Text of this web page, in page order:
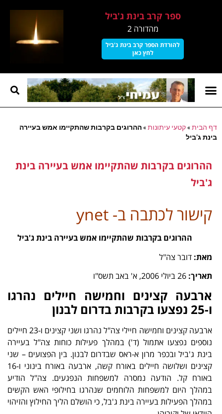
ספר קרב בינת ג'ביל
מהדורה 2
להורדת הספר קרב בינת ג'ביל
לחץ כאן
דף הבית»קטעי עיתונות»ההרוגים בקרבות שהתקיימו אמש בעיירה
בינת ג'ביל
ההרוגים בקרבות שהתקיימו אמש בעיירה בינת
ג'ביל
קישור לכתבה ב- ynet
ההרוגים בקרבות שהתקיימו אמש בעיירה בינת ג'ביל
מאת: דובר צה"ל
תאריך:
ארבעה קצינים וחמישה חיילים נהרגו
ו-25 נפצעו בקרבות בדרום לבנון
ארבעה קצינים וחמישה חיילי צה"ל נהרגו ושני קצינים ו-23 חיילים
נוספים נפצעו אתמול (ד') במהלך פעילות כוחות צה"ל בעיירה
בינת ג'ביל ובכפר מרון א-ראס שבדרום לבנון. בין הפצועים – שני
קצינים ושלושה חיילים באורח קשה, ארבעה באורח בינוני ו-16
באורח קל. הודעה נמסרה למשפחות הנפגעים. צה"ל הודיע
במהלך היום למשפחות הלוחמים שנהרגו בחילופי האש הקשים
במהלך הפעילות בעיירה בינת ג'בל, כי הושלם הליך החילוץ והזיהוי